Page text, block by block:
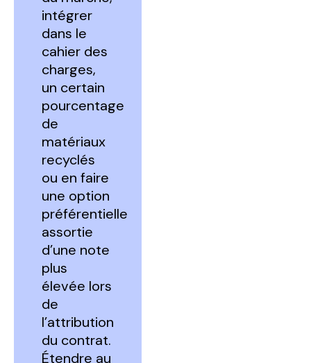
intégrer
dans le
cahier des
charges,
un certain
pourcentage
de
matériaux
recyclés
ou en faire
une option
préférentielle
assortie
d’une note
plus
élevée lors
de
l’attribution
du contrat.
Étendre au